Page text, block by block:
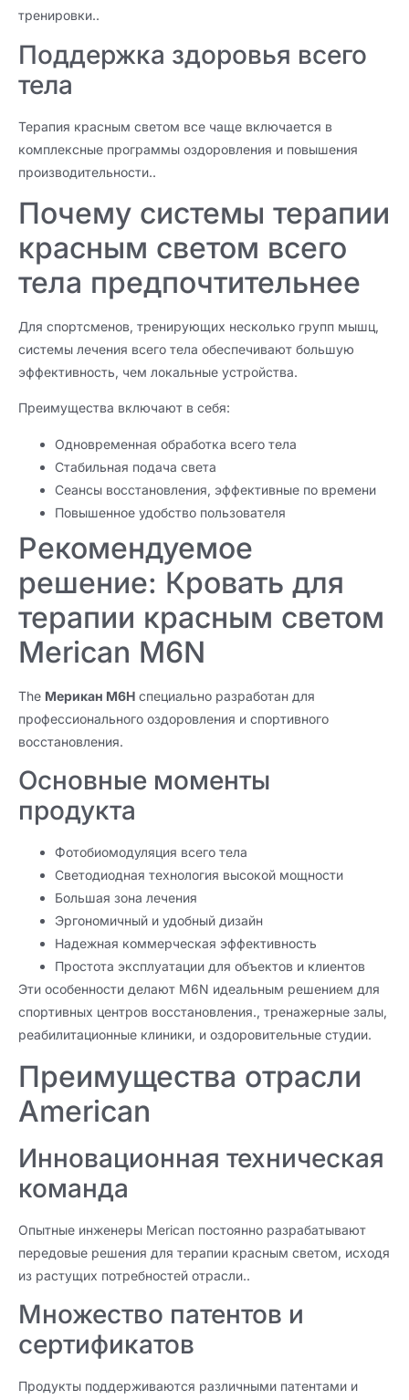
тренировки..
Поддержка здоровья всего
тела
Терапия красным светом все чаще включается в
комплексные программы оздоровления и повышения
производительности..
Почему системы терапии
красным светом всего
тела предпочтительнее
Для спортсменов, тренирующих несколько групп мышц,
системы лечения всего тела обеспечивают большую
эффективность, чем локальные устройства.
Преимущества включают в себя:
Одновременная обработка всего тела
Стабильная подача света
Сеансы восстановления, эффективные по времени
Повышенное удобство пользователя
Рекомендуемое
решение: Кровать для
терапии красным светом
Merican M6N
The Мерикан М6Н специально разработан для
профессионального оздоровления и спортивного
восстановления.
Основные моменты
продукта
Фотобиомодуляция всего тела
Светодиодная технология высокой мощности
Большая зона лечения
Эргономичный и удобный дизайн
Надежная коммерческая эффективность
Простота эксплуатации для объектов и клиентов
Эти особенности делают M6N идеальным решением для
спортивных центров восстановления., тренажерные залы,
реабилитационные клиники, и оздоровительные студии.
Преимущества отрасли
American
Инновационная техническая
команда
Опытные инженеры Merican постоянно разрабатывают
передовые решения для терапии красным светом, исходя
из растущих потребностей отрасли..
Множество патентов и
сертификатов
Продукты поддерживаются различными патентами и